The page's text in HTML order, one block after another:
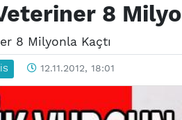
8
8 Milyonla Kaçtı
12.11.2012, 18:01